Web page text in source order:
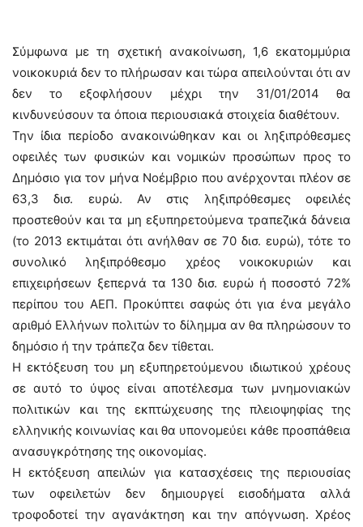
Σύμφωνα με τη σχετική ανακοίνωση, 1,6 εκατομμύρια
νοικοκυριά δεν το πλήρωσαν και τώρα απειλούνται ότι αν
δεν το εξοφλήσουν μέχρι την 31/01/2014 θα
κινδυνεύσουν τα όποια περιουσιακά στοιχεία διαθέτουν.
Την ίδια περίοδο ανακοινώθηκαν και οι ληξιπρόθεσμες
οφειλές των φυσικών και νομικών προσώπων προς το
Δημόσιο για τον μήνα Νοέμβριο που ανέρχονται πλέον σε
63,3 δισ. ευρώ. Αν στις ληξιπρόθεσμες οφειλές
προστεθούν και τα μη εξυπηρετούμενα τραπεζικά δάνεια
(το 2013 εκτιμάται ότι ανήλθαν σε 70 δισ. ευρώ), τότε το
συνολικό ληξιπρόθεσμο χρέος νοικοκυριών και
επιχειρήσεων ξεπερνά τα 130 δισ. ευρώ ή ποσοστό 72%
περίπου του ΑΕΠ. Προκύπτει σαφώς ότι για ένα μεγάλο
αριθμό Ελλήνων πολιτών το δίλημμα αν θα πληρώσουν το
δημόσιο ή την τράπεζα δεν τίθεται.
Η εκτόξευση του μη εξυπηρετούμενου ιδιωτικού χρέους
σε αυτό το ύψος είναι αποτέλεσμα των μνημονιακών
πολιτικών και της εκπτώχευσης της πλειοψηφίας της
ελληνικής κοινωνίας και θα υπονομεύει κάθε προσπάθεια
ανασυγκρότησης της οικονομίας.
Η εκτόξευση απειλών για κατασχέσεις της περιουσίας
των οφειλετών δεν δημιουργεί εισοδήματα αλλά
τροφοδοτεί την αγανάκτηση και την απόγνωση. Χρέος